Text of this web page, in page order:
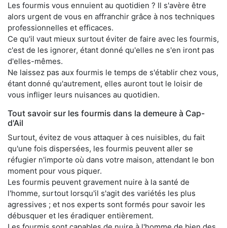
Les fourmis vous ennuient au quotidien ? Il s'avère être
alors urgent de vous en affranchir grâce à nos techniques
professionnelles et efficaces.
Ce qu'il vaut mieux surtout éviter de faire avec les fourmis,
c'est de les ignorer, étant donné qu'elles ne s'en iront pas
d'elles-mêmes.
Ne laissez pas aux fourmis le temps de s'établir chez vous,
étant donné qu'autrement, elles auront tout le loisir de
vous infliger leurs nuisances au quotidien.
Tout savoir sur les fourmis dans la demeure à Cap-
d'Ail
Surtout, évitez de vous attaquer à ces nuisibles, du fait
qu'une fois dispersées, les fourmis peuvent aller se
réfugier n'importe où dans votre maison, attendant le bon
moment pour vous piquer.
Les fourmis peuvent gravement nuire à la santé de
l'homme, surtout lorsqu'il s'agit des variétés les plus
agressives ; et nos experts sont formés pour savoir les
débusquer et les éradiquer entièrement.